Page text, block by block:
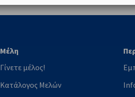
Μέλη
Γίνετε μέλος!
Κατάλογος Μελών